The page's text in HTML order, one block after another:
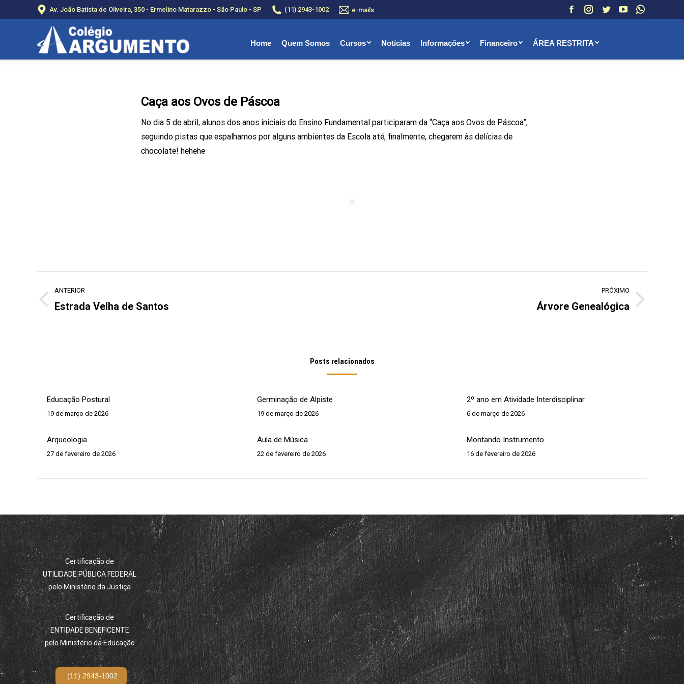
Av. João Batista de Oliveira, 350 - Ermelino Matarazzo - São Paulo - SP (11) 2943-1002 e-mails
FacebookInstagram
TwitterYouTubeWhatsapp
Home Quem Somos Cursos Notícias Informações Financeiro ÁREA RESTRITA
Caça aos Ovos de Páscoa
No dia 5 de abril, alunos dos anos iniciais do Ensino Fundamental participaram da “Caça aos Ovos de Páscoa”,
seguindo pistas que espalhamos por alguns ambientes da Escola até, finalmente, chegarem às delícias de
chocolate! hehehe
de
ANTERIOR
Post
Estrada Velha de Santos
PRÓXIMO
Árvore Genealógica
Posts relacionados
Educação Postural
19 de março de 2026
Germinação de Alpiste
19 de março de 2026
2º ano em Atividade Interdisciplinar
6 de março de 2026
Arqueologia
27 de fevereiro de 2026
Aula de Música
22 de fevereiro de 2026
Montando Instrumento
16 de fevereiro de 2026
Certificação de
UTILIDADE PÚBLICA FEDERAL
pelo Ministério da Justiça
Certificação de
ENTIDADE BENEFICENTE
pelo Ministério da Educação
(11) 2943-1002